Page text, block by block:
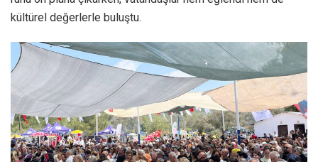
kültürel değerlerle buluştu.